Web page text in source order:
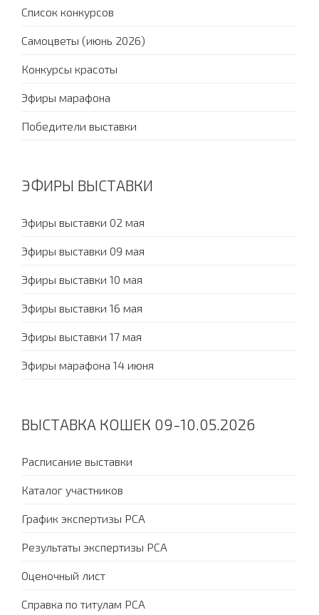
Список конкурсов
Самоцветы (июнь 2026)
Конкурсы красоты
Эфиры марафона
Победители выставки
ЭФИРЫ ВЫСТАВКИ
Эфиры выставки 02 мая
Эфиры выставки 09 мая
Эфиры выставки 10 мая
Эфиры выставки 16 мая
Эфиры выставки 17 мая
Эфиры марафона 14 июня
ВЫСТАВКА КОШЕК 09-10.05.2026
Расписание выставки
Каталог участников
График экспертизы PCA
Результаты экспертизы PCA
Оценочный лист
Справка по титулам PCA